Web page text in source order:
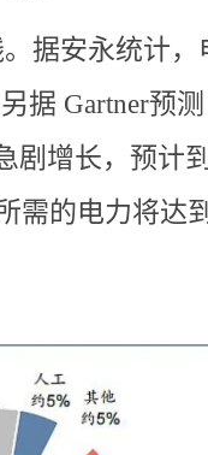
据安永统计，
据 Gartner预
剧增长，预计
需的电力将达